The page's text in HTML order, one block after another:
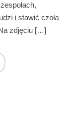
i stawić czoła
zdjęciu […]